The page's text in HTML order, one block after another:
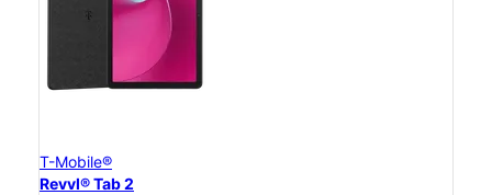
T-Mobile®
Revvl® Tab 2